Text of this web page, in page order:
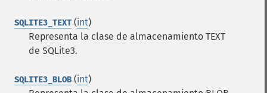
SQLITE3_TEXT (int)
Representa la clase de almacenamiento TEXT
de SQLite3.
SQLITE3_BLOB (int)